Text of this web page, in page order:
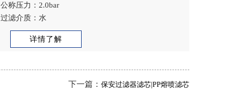
公称压力：2.0bar
过滤介质：水
详情了解
下一篇： 保安过滤器滤芯|PP熔喷滤芯